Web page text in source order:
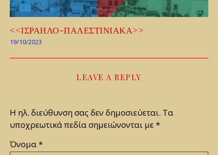
<<ΙΣΡΑΗΛΟ-ΠΑΛΕΣΤΙΝΙΑΚΑ>>
19/10/2023
LEAVE A REPLY
Η ηλ. διεύθυνση σας δεν δημοσιεύεται. Τα
υποχρεωτικά πεδία σημειώνονται με*
Όνομα*